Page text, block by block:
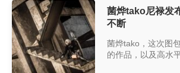
菌烨tako尼禄发
不断
菌烨tako，这次图
的作品，以及高水